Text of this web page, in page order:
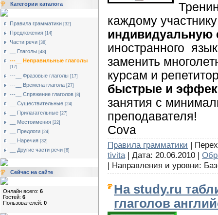
Категории каталога
Правила грамматики [32]
Предложения [14]
Части речи [38]
__ Глаголы [48]
---__ Неправильные глаголы
[17]
---__ Фразовые глаголы [17]
---__ Времена глагола [27]
---__ Спряжение глаголов [8]
__ Существительные [24]
__ Прилагательные [27]
__ Местоимения [22]
__ Предлоги [24]
__ Наречия [32]
__ Другие части речи [6]
Сейчас на сайте
Онлайн всего: 6
Гостей: 6
Пользователей: 0
каждому
индивидуальную
иностранного
заменить
курсам и
быстрые и
занятия с
преподавателя!
Cova
Правила грамматики |
tivita| Дата: 20.06.2010 |
| Направления и уровни:
На study.ru
глаголов